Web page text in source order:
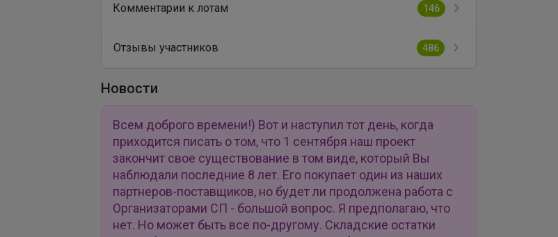
Комментарии к лотам 146
Отзывы участников 486
Новости
Всем доброго времени!) Вот и наступил тот день, когда
приходится писать о том, что 1 сентября наш проект
закончит свое существование в том виде, который Вы
наблюдали последние 8 лет. Его покупает один из наших
партнеров-поставщиков, но будет ли продолжена работа с
Организаторами СП - большой вопрос. Я предполагаю, что
нет. Но может быть все по-другому. Складские остатки